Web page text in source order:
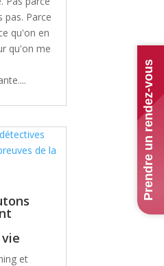
pas. Parce
qu'on en
qu'on me
et
Prendre un rendez-vous